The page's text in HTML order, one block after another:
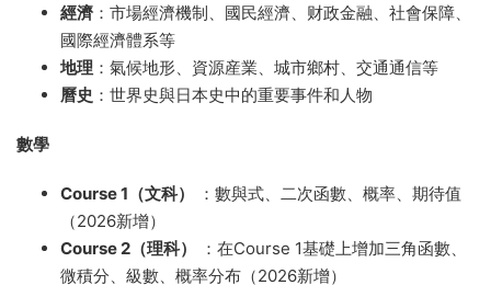
經濟 ：市場經濟機制、國民經濟、财政金融、社會保障、
國際經濟體系等
地理 ：氣候地形、資源産業、城市鄉村、交通通信等
曆史 ：世界史與日本史中的重要事件和人物
數學
Course 1（文科）
：數與式、二次函數、概率、期待值
（2026新增）
Course 2（理科）
：在Course 1基礎上增加三角函數、
微積分、級數、概率分布（2026新增）